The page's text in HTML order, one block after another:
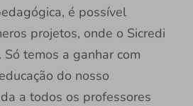
é possível
projetos, onde o Sicredi
temos a ganhar com
do nosso
a todos os professores